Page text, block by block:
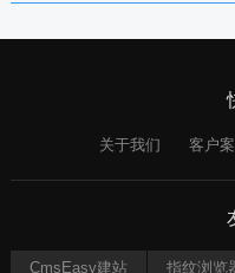
关于我们 客户
CmsEasy建站 指纹浏览